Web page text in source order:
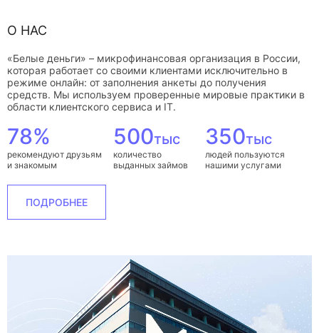
О НАС
«Белые деньги» – микрофинансовая организация в России,
которая работает со своими клиентами исключительно в
режиме онлайн: от заполнения анкеты до получения
средств. Мы используем проверенные мировые практики в
области клиентского сервиса и IT.
78%
рекомендуют друзьям
и знакомым
500тыс
количество
выданных займов
350тыс
людей пользуются
нашими услугами
ПОДРОБНЕЕ